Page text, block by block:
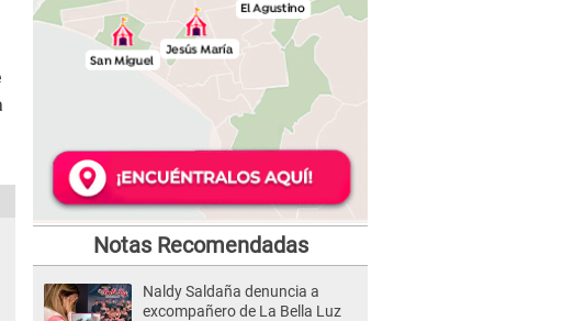
Notas Recomendadas
Naldy Saldaña denuncia a
excompañero de La Bella Luz